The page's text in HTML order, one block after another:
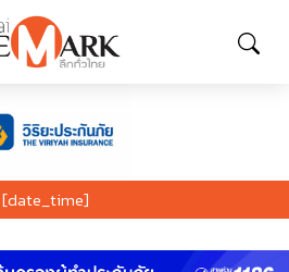
[date_time]